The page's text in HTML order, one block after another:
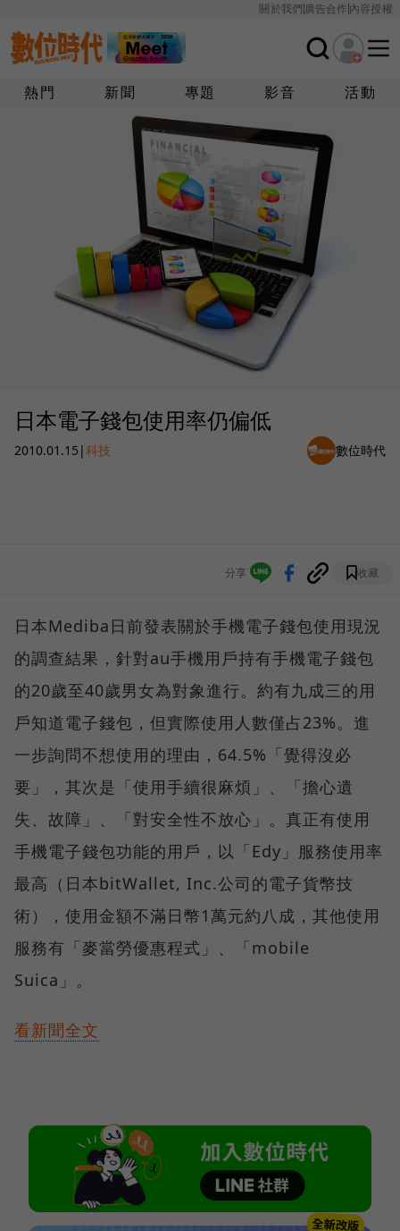
關於我們廣告合作內容授權
熱門 新聞 專題 影音 活動
日本電子錢包使用率仍偏低
2010.01.15 |科技 數位時代
分享 收藏
日本Mediba日前發表關於手機電子錢包使用現況
的調查結果，針對au手機用戶持有手機電子錢包
的20歲至40歲男女為對象進行。約有九成三的用
戶知道電子錢包，但實際使用人數僅占23%。進
一步詢問不想使用的理由，64.5%「覺得沒必
要」，其次是「使用手續很麻煩」、「擔心遺
失、故障」、「對安全性不放心」。真正有使用
手機電子錢包功能的用戶，以「Edy」服務使用率
最高（日本bitWallet, Inc.公司的電子貨幣技
術），使用金額不滿日幣1萬元約八成，其他使用
服務有「麥當勞優惠程式」、「mobile
Suica」。
看新聞全文